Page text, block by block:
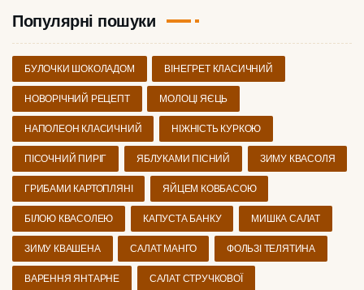
Популярні пошуки
БУЛОЧКИ ШОКОЛАДОМ ВІНЕГРЕТ КЛАСИЧНИЙ
НОВОРІЧНИЙ РЕЦЕПТ МОЛОЦІ ЯЄЦЬ
НАПОЛЕОН КЛАСИЧНИЙ НІЖНІСТЬ КУРКОЮ
ПІСОЧНИЙ ПИРІГ ЯБЛУКАМИ ПІСНИЙ ЗИМУ КВАСОЛЯ
ГРИБАМИ КАРТОПЛЯНІ ЯЙЦЕМ КОВБАСОЮ
БІЛОЮ КВАСОЛЕЮ КАПУСТА БАНКУ МИШКА САЛАТ
ЗИМУ КВАШЕНА САЛАТ МАНГО ФОЛЬЗІ ТЕЛЯТИНА
ВАРЕННЯ ЯНТАРНЕ САЛАТ СТРУЧКОВОЇ